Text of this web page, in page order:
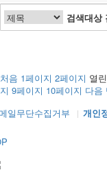
검색대상
처음 1페이지 2페이지 열린
지 9페이지 10페이지 다음
일무단수집거부
개인